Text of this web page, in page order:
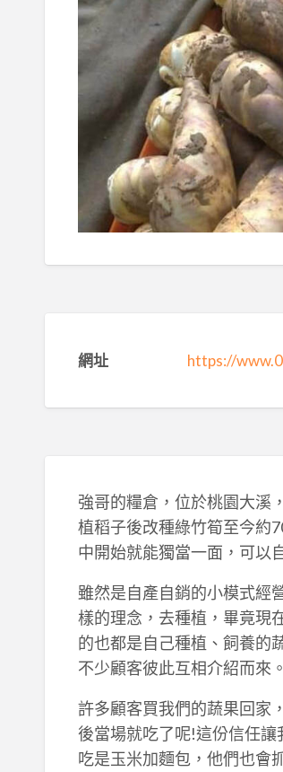
網址 https://
強哥的糧倉，位於桃園大溪
植稻子後改種綠竹筍至今約
中開始就能獨當一面，可以
雖然是自產自銷的小模式經
樣的理念，去種植，畢竟現
的也都是自己種植、飼養的
不少顧客彼此互相介紹而來。
許多顧客買我們的蔬果回家
後當場就吃了呢!這份信任讓
吃是玉米加麵包，他們也會